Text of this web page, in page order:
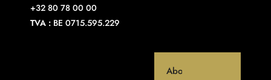
+32 80 78 00 00
TVA : BE 0715.595.229
Abonneer op onze